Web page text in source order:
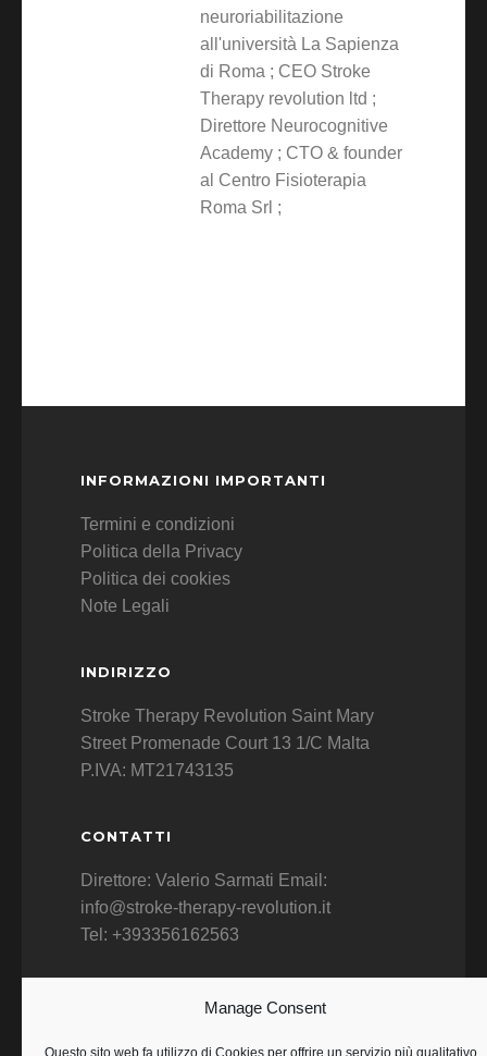
Manage Consent
Questo sito web fa utilizzo di Cookies per offrire un servizio più qualitativo
neuroriabilitazione
all'università La Sapienza
di Roma ; CEO Stroke
Therapy revolution ltd ;
Direttore Neurocognitive
Academy ; CTO & founder
al Centro Fisioterapia
Roma Srl ;
INFORMAZIONI IMPORTANTI
Termini e condizioni
Politica della Privacy
Politica dei cookies
Note Legali
INDIRIZZO
Stroke Therapy Revolution Saint Mary
Street Promenade Court 13 1/C Malta
P.IVA: MT21743135
CONTATTI
Direttore: Valerio Sarmati Email:
info@stroke-therapy-revolution.it
Tel: +393356162563
F.A.Q. DOMANDE FREQUENTI
F.A.Q.